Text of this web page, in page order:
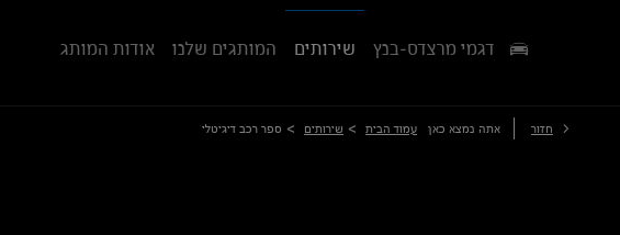
דגמי מרצדס-בנץ שירותים המותגים שלנו אודות המותג
חזור אתה נמצא כאן עמוד הבית > שירותים > ספר רכב דיגיטלי